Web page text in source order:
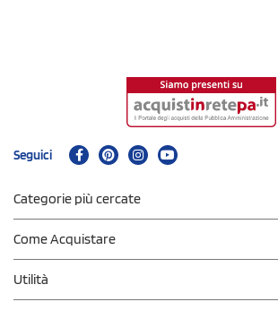
Seguici
Categorie più cercate
Come Acquistare
Utilità